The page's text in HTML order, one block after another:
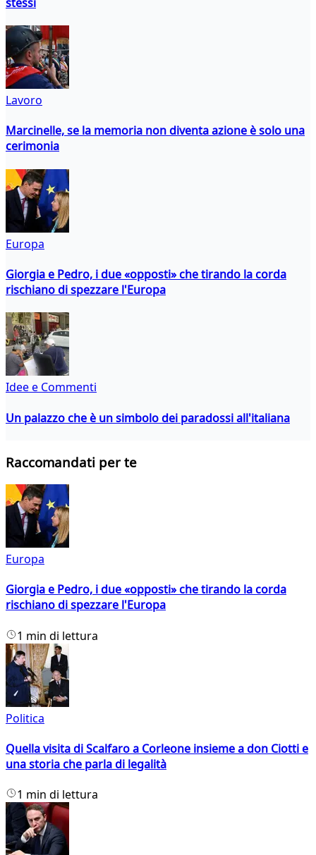
Lavoro
Marcinelle, se la memoria non diventa azione è solo una
cerimonia
Europa
Giorgia e Pedro, i due «opposti» che tirando la corda
rischiano di spezzare l'Europa
Idee e Commenti
Un palazzo che è un simbolo dei paradossi all'italiana
Raccomandati per te
Europa
Giorgia e Pedro, i due «opposti» che tirando la corda
rischiano di spezzare l'Europa
1 min di lettura
Politica
Quella visita di Scalfaro a Corleone insieme a don Ciotti e
una storia che parla di legalità
1 min di lettura